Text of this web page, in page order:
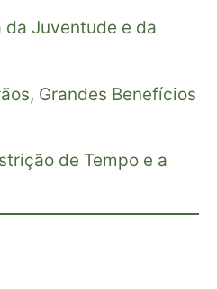
da Juventude e da
Grandes Benefícios
de Tempo e a